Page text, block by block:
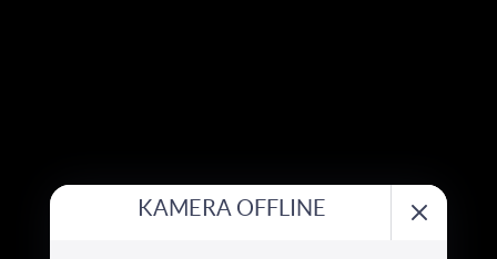
KAMERA OFFLINE